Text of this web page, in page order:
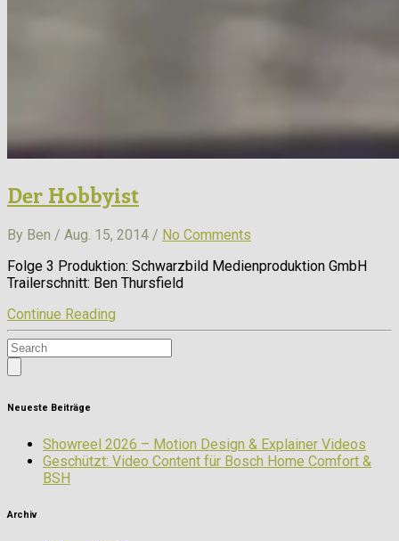
Der Hobbyist
By Ben / Aug. 15, 2014 / No Comments
Folge 3 Produktion: Schwarzbild Medienproduktion GmbH
Trailerschnitt: Ben Thursfield
Continue Reading
Neueste Beiträge
Showreel 2026 – Motion Design & Explainer Videos
Geschützt: Video Content für Bosch Home Comfort &
BSH
Archiv